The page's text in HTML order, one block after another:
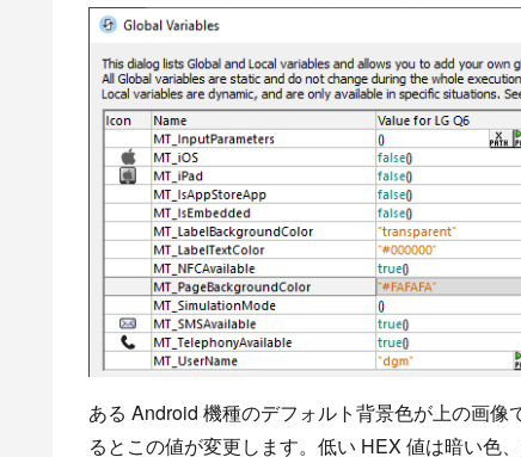
ある Android 機種のデフォルト背景色が上の画
るとこの値が変更します。低い HEX 値は暗い色